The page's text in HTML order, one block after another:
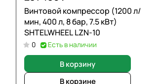
Винтовой компрессор (1200 л/
мин, 400 л, 8 бар, 7.5 кВт)
SHTELWHEEL LZN-10
0 Есть в наличии
В корзину
В корзине